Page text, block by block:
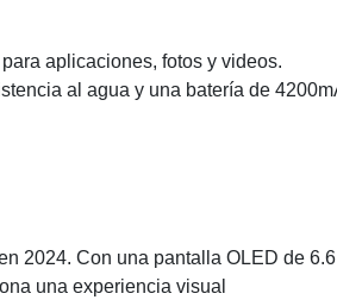
aplicaciones, fotos y videos.
al agua y una batería de
2024. Con una pantalla OLED de 6.6
una experiencia visual